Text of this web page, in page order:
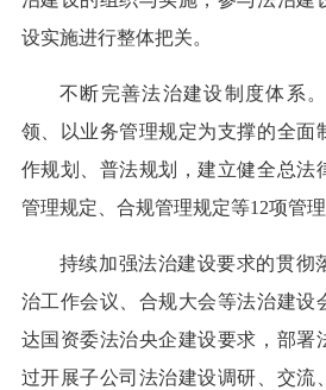
设实施进行整体把关。
不断完善法治建设制度体系
领、以业务管理规定为支撑的全面
作规划、普法规划，建立健全总法
管理规定、合规管理规定等12项管理
持续加强法治建设要求的贯彻
治工作会议、合规大会等法治建设
达国资委法治央企建设要求，部署
过开展子公司法治建设调研、交流